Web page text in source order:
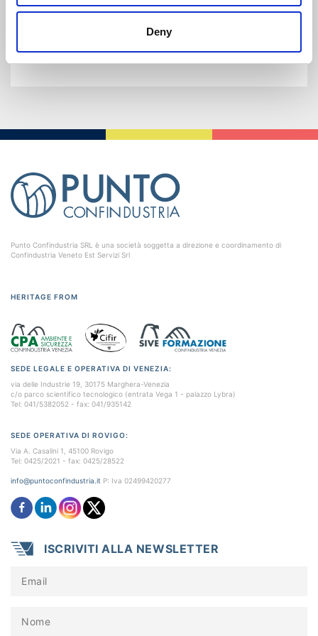
Deny
Punto Confindustria SRL è una società soggetta a direzione e coordinamento di
Confindustria Veneto Est Servizi Srl
HERITAGE FROM
SEDE LEGALE E OPERATIVA DI VENEZIA:
via delle Industrie 19, 30175 Marghera-Venezia
c/o parco scientifico tecnologico (entrata Vega 1 - palazzo Lybra)
Tel: 041/5382052 - fax: 041/935142
SEDE OPERATIVA DI ROVIGO:
Via A. Casalini 1, 45100 Rovigo
Tel: 0425/2021 - fax: 0425/28522
info@puntoconfindustria.it P: Iva 02499420277
ISCRIVITI ALLA NEWSLETTER